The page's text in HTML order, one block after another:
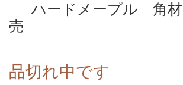
ハードメープル 角材
売
品切れ中です